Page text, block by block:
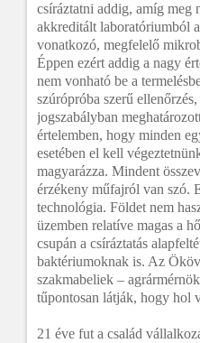
csíráztatni addig, amíg meg
akkreditált laboratóriumból
vonatkozó, megfelelő
Éppen ezért addig a nagy
nem vonható be a
szúrópróba szerű
jogszabályban
értelemben, hogy minden
esetében el kell
magyarázza. Mindent
érzékeny műfajról van szó.
technológia. Földet nem
üzemben relatíve magas a
csupán a csíráztatás
baktériumoknak is. Az
szakmabeliek –
tűpontosan látják, hogy hol
21 éve fut a család